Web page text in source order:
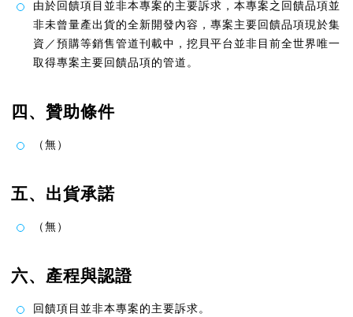
由於回饋項目並非本專案的主要訴求，本專案之回饋品項並
非未曾量產出貨的全新開發內容，專案主要回饋品項現於集
資／預購等銷售管道刊載中，挖貝平台並非目前全世界唯一
取得專案主要回饋品項的管道。
四、贊助條件
（無）
五、出貨承諾
（無）
六、產程與認證
回饋項目並非本專案的主要訴求。